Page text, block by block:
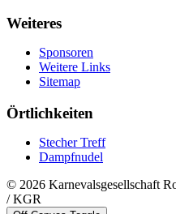
Weiteres
Sponsoren
Weitere Links
Sitemap
Örtlichkeiten
Stecher Treff
Dampfnudel
© 2026 Karnevalsgesellschaft
/ KGR